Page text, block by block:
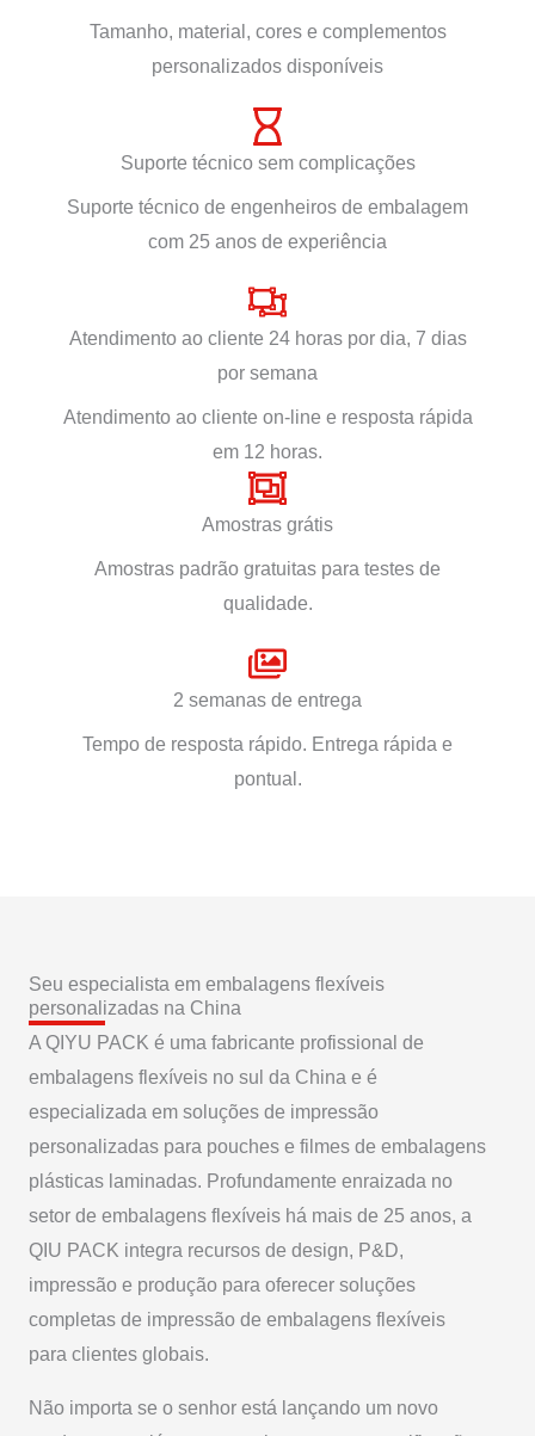
Tamanho, material, cores e complementos
personalizados disponíveis
Suporte técnico sem complicações
Suporte técnico de engenheiros de embalagem
com 25 anos de experiência
Atendimento ao cliente 24 horas por dia, 7 dias
por semana
Atendimento ao cliente on-line e resposta rápida
em 12 horas.
Amostras grátis
Amostras padrão gratuitas para testes de
qualidade.
2 semanas de entrega
Tempo de resposta rápido. Entrega rápida e
pontual.
Seu especialista em embalagens flexíveis
personalizadas na China
A QIYU PACK é uma fabricante profissional de
embalagens flexíveis no sul da China e é
especializada em soluções de impressão
personalizadas para pouches e filmes de embalagens
plásticas laminadas. Profundamente enraizada no
setor de embalagens flexíveis há mais de 25 anos, a
QIU PACK integra recursos de design, P&D,
impressão e produção para oferecer soluções
completas de impressão de embalagens flexíveis
para clientes globais.
Não importa se o senhor está lançando um novo